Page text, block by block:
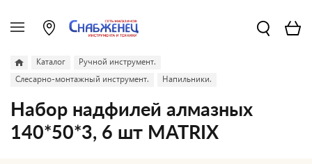
Каталог
Ручной инструмент.
Слесарно-монтажный инструмент.
Напильники.
Набор надфилей алмазных
140*50*3, 6 шт MATRIX